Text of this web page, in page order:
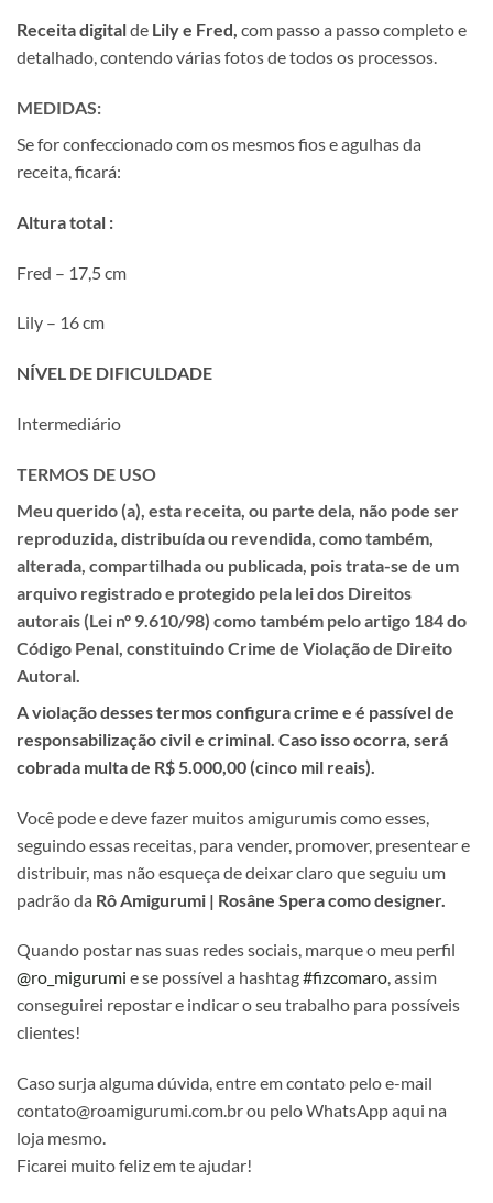
Receitadigitalde Lily e Fred, com passo a passo completo e
detalhado, contendo várias fotos de todos os processos.
MEDIDAS:
Se for confeccionado com os mesmos fios e agulhas da
receita, ficará:
Altura total :
Fred – 17,5 cm
Lily – 16 cm
NÍVEL DE DIFICULDADE
Intermediário
TERMOS DE USO
Meu querido (a), esta receita, ou parte dela, não pode ser
reproduzida, distribuída ou revendida, como também,
alterada, compartilhada ou publicada, pois trata-se de um
arquivo registrado e protegido pela lei dos Direitos
autorais (Lei nº 9.610/98) como também pelo artigo 184 do
Código Penal, constituindo Crime de Violação de Direito
Autoral.
A violação desses termos configura crime e é passível de
responsabilização civil e criminal. Caso isso ocorra, será
cobrada multa de R$ 5.000,00 (cinco mil reais).
Você pode e deve fazer muitos amigurumis como esses,
seguindo essas receitas, para vender, promover, presentear e
distribuir, mas não esqueça de deixar claro que seguiu um
padrão da Rô Amigurumi | Rosâne Spera como designer.
Quando postar nas suas redes sociais, marque o meu perfil
@ro_migurumi e se possível a hashtag#fizcomaro, assim
conseguirei repostar e indicar o seu trabalho para possíveis
clientes!
Caso surja alguma dúvida, entre em contato pelo e-mail
contato@roamigurumi.com.br ou pelo WhatsApp aqui na
loja mesmo.
Ficarei muito feliz em te ajudar!